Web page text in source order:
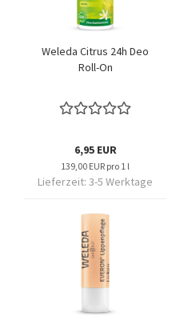
Weleda Citrus 24h Deo
Roll-On
6,95 EUR
139,00 EUR pro 1 l
Lieferzeit: 3-5 Werktage